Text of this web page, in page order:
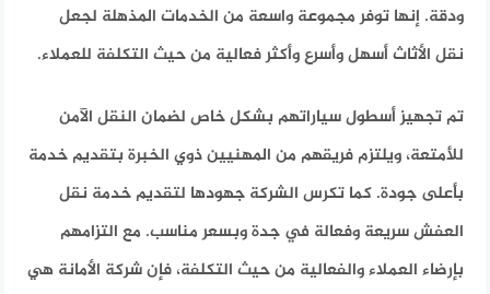
ودقة. إنها توفر مجموعة واسعة من الخدمات المذهلة لجعل
نقل الأثاث أسهل وأسرع وأكثر فعالية من حيث التكلفة للعملاء.
تم تجهيز أسطول سياراتهم بشكل خاص لضمان النقل الآمن
للأمتعة، ويلتزم فريقهم من المهنيين ذوي الخبرة بتقديم خدمة
بأعلى جودة. كما تكرس الشركة جهودها لتقديم خدمة نقل
العفش سريعة وفعالة في جدة وبسعر مناسب. مع التزامهم
بإرضاء العملاء والفعالية من حيث التكلفة، فإن شركة الأمانة هي